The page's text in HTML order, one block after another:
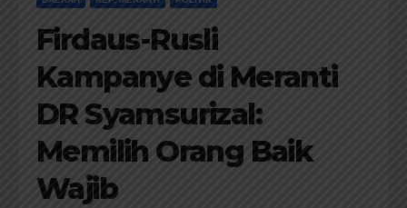
Firdaus-Rusli
Kampanye di Meranti
DR Syamsurizal:
Memilih Orang Baik
Wajib